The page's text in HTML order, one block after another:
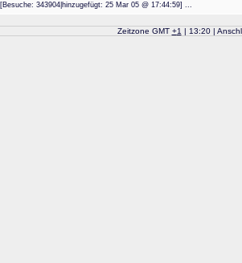
[Besuche: 343904|hinzugefügt: 25 Mar 05 @ 17:44:59] ...
Zeitzone GMT +1 | 13:20 |